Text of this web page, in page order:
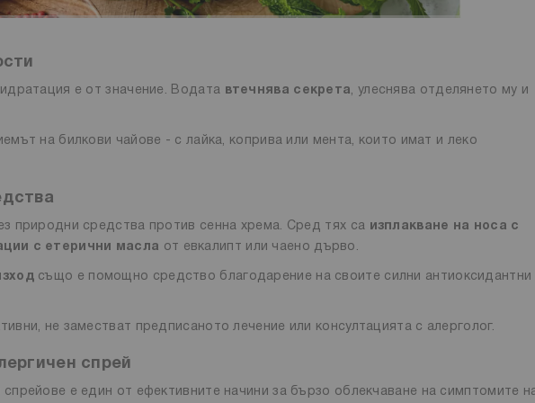
е от значение. Водата втечнява секрета, улеснява отделянето му и
на билкови чайове - с лайка, коприва или мента, които имат и леко
природни средства против сенна хрема. Сред тях са изплакване на носа с
с етерични масла от евкалипт или чаено дърво.
също е помощно средство благодарение на своите силни антиоксидантни
не заместват предписаното лечение или консултацията с алерголог.
спрей
спрейове е един от ефективните начини за бързо облекчаване на симптомите